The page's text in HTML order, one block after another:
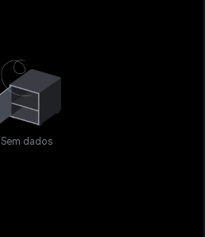
Sem dados